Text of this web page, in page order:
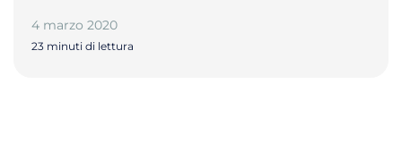
4 marzo 2020
23 minuti di lettura